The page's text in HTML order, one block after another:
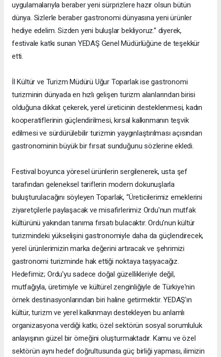
uygulamalarıyla beraber yeni sürprizlere hazır olsun bütün
dünya. Sizlerle beraber gastronomi dünyasına yeni ürünler
hediye edelim. Sizden yeni buluşlar bekliyoruz.” diyerek,
festivale katkı sunan YEDAŞ Genel Müdürlüğüne de teşekkür
etti.
İl Kültür ve Turizm Müdürü Uğur Toparlak ise gastronomi
turizminin dünyada en hızlı gelişen turizm alanlarından birisi
olduğuna dikkat çekerek, yerel üreticinin desteklenmesi, kadın
kooperatiflerinin güçlendirilmesi, kırsal kalkınmanın teşvik
edilmesi ve sürdürülebilir turizmin yaygınlaştırılması açısından
gastronominin büyük bir fırsat sunduğunu sözlerine ekledi.
Festival boyunca yöresel ürünlerin sergilenerek, usta şef
tarafından geleneksel tariflerin modern dokunuşlarla
buluşturulacağını söyleyen Toparlak, “Üreticilerimiz emeklerini
ziyaretçilerle paylaşacak ve misafirlerimiz Ordu'nun mutfak
kültürünü yakından tanıma fırsatı bulacaktır. Ordu’nun kültür
turizmindeki yükselişini gastronomiyle daha da güçlendirecek,
yerel ürünlerimizin marka değerini artıracak ve şehrimizi
gastronomi turizminde hak ettiği noktaya taşıyacağız.
Hedefimiz; Ordu'yu sadece doğal güzellikleriyle değil,
mutfağıyla, üretimiyle ve kültürel zenginliğiyle de Türkiye'nin
örnek destinasyonlarından biri haline getirmektir. YEDAŞ'ın
kültür, turizm ve yerel kalkınmayı destekleyen bu anlamlı
organizasyona verdiği katkı; özel sektörün sosyal sorumluluk
anlayışının güzel bir örneğini oluşturmaktadır. Kamu ve özel
sektörün aynı hedef doğrultusunda güç birliği yapması, ilimizin